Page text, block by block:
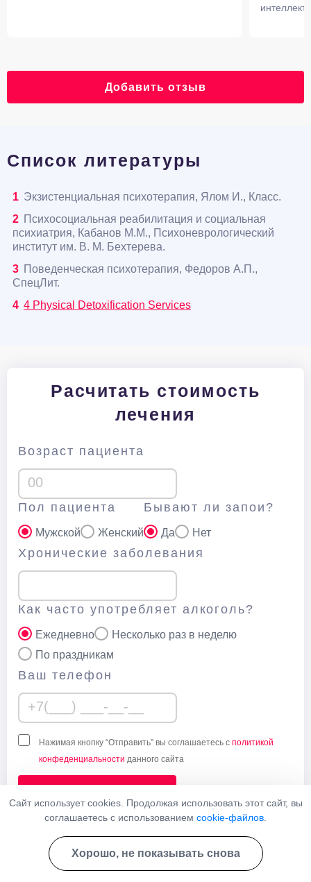
Добавить отзыв
Список литературы
Экзистенциальная психотерапия, Ялом И., Класс.
Психосоциальная реабилитация и социальная
психиатрия, Кабанов М.М., Психоневрологический
институт им. В. М. Бехтерева.
Поведенческая психотерапия, Федоров А.П.,
СпецЛит.
4 Physical Detoxification Services
Расчитать стоимость
лечения
Возраст пациента
Пол пациента
Мужской Женский
Бывают ли запои?
Да Нет
Хронические заболевания
Как часто употребляет алкоголь?
Ежедневно
Несколько раз в неделю
По праздникам
Ваш телефон
Нажимая кнопку “Отправить” вы соглашаетесь с политикой
конфеденциальности данного сайта
Сайт использует cookies. Продолжая использовать этот сайт, вы
соглашаетесь с использованием cookie-файлов
Хорошо, не показывать снова